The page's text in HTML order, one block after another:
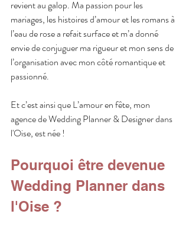
revient au galop. Ma passion pour les
mariages, les histoires d’amour et les romans à
l’eau de rose a refait surface et m’a donné
envie de conjuguer ma rigueur et mon sens de
l’organisation avec mon côté romantique et
passionné.
Et c’est ainsi que L’amour en fête, mon
agence de Wedding Planner & Designer dans
l'Oise, est née !
Pourquoi être devenue
Wedding Planner dans
l'Oise ?